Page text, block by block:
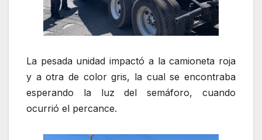
La pesada unidad impactó a la camioneta roja
y a otra de color gris, la cual se encontraba
esperando la luz del semáforo, cuando
ocurrió el percance.